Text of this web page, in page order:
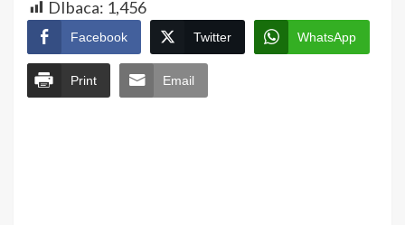
DIbaca: 1,456
Facebook Twitter WhatsApp
Print Email